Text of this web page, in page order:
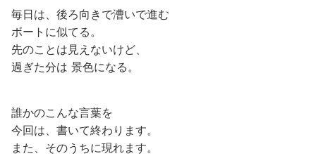
毎日は、後ろ向きで漕いで進む
ボートに似てる。
先のことは見えないけど、
過ぎた分は 景色になる。
誰かのこんな言葉を
今回は、書いて終わります。
また、そのうちに現れます。